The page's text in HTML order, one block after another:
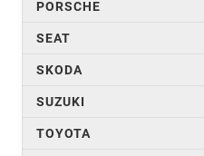
PORSCHE
SEAT
SKODA
SUZUKI
TOYOTA